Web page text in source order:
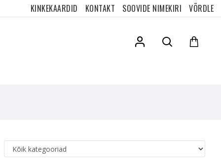
KINKEKAARDID KONTAKT SOOVIDE NIMEKIRI VÕRDLE